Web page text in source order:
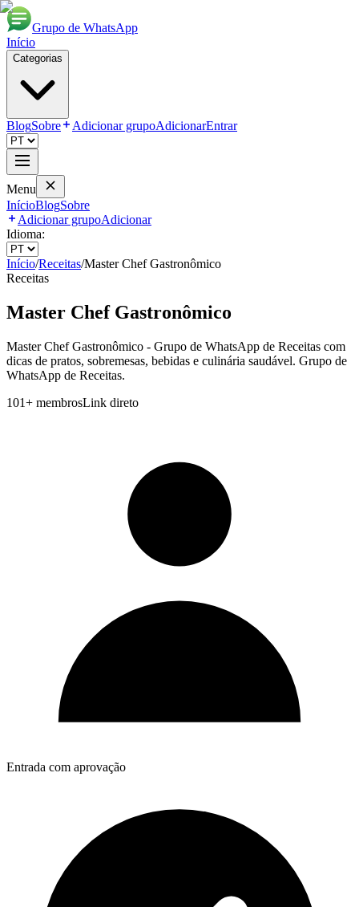
Grupo de WhatsApp
Início
Categorias
BlogSobre Adicionar grupoAdicionarEntrar
Menu
InícioBlogSobre
Adicionar grupoAdicionar
Idioma:
Início/Receitas/Master Chef Gastronômico
Receitas
Master Chef Gastronômico
Master Chef Gastronômico - Grupo de WhatsApp de Receitas com
dicas de pratos, sobremesas, bebidas e culinária saudável. Grupo de
WhatsApp de Receitas.
101+ membrosLink direto
Entrada com aprovação